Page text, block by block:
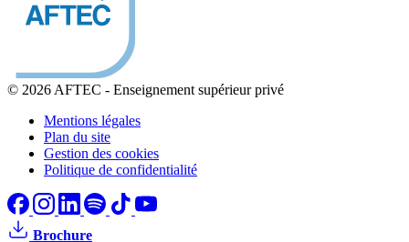
© 2026 AFTEC - Enseignement supérieur privé
Mentions légales
Plan du site
Gestion des cookies
Politique de confidentialité
Brochure